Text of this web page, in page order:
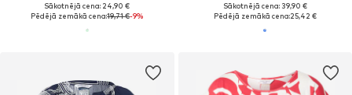
Sākotnējā cena: 24,90 €
Pēdējā zemākā cena:19,71 €-9%
Sākotnējā cena: 39,90 €
Pēdējā zemākā cena:25,42 €